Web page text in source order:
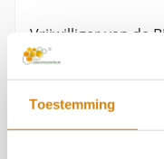
Toestemming
Vrijwilliger van de
oprichting in 2010